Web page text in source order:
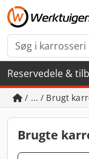
Reservedele &
/ ... / Brugt
Brugte